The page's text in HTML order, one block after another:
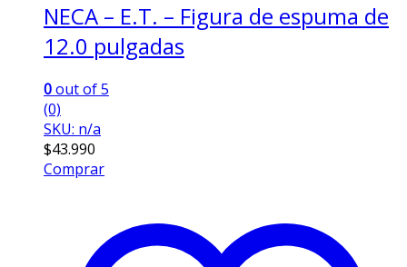
NECA – E.T. – Figura de espuma de
12.0 pulgadas
0out of 5
(0)
SKU: n/a
$43.990
Comprar